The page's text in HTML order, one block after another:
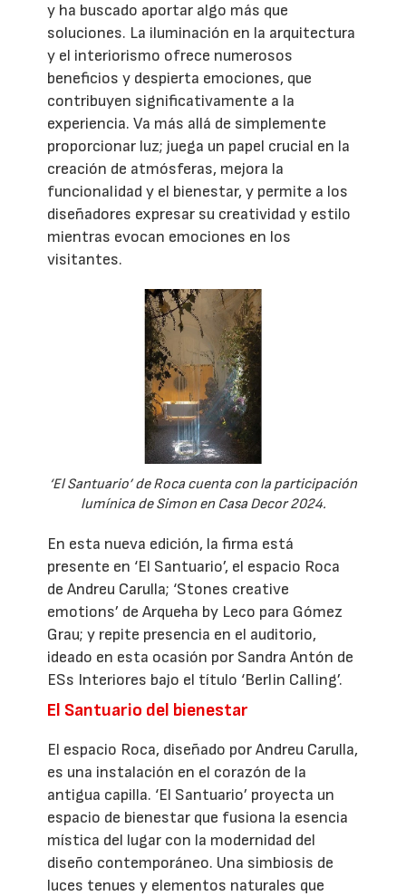
y ha buscado aportar algo más que
soluciones. La iluminación en la arquitectura
y el interiorismo ofrece numerosos
beneficios y despierta emociones, que
contribuyen significativamente a la
experiencia. Va más allá de simplemente
proporcionar luz; juega un papel crucial en la
creación de atmósferas, mejora la
funcionalidad y el bienestar, y permite a los
diseñadores expresar su creatividad y estilo
mientras evocan emociones en los
visitantes.
‘El Santuario’ de Roca cuenta con la participación
lumínica de Simon en Casa Decor 2024.
En esta nueva edición, la firma está
presente en ‘El Santuario’, el espacio Roca
de Andreu Carulla; ‘Stones creative
emotions’ de Arqueha by Leco para Gómez
Grau; y repite presencia en el auditorio,
ideado en esta ocasión por Sandra Antón de
ESs Interiores bajo el título ‘Berlin Calling’.
El Santuario del bienestar
El espacio Roca, diseñado por Andreu Carulla,
es una instalación en el corazón de la
antigua capilla. ‘El Santuario’ proyecta un
espacio de bienestar que fusiona la esencia
mística del lugar con la modernidad del
diseño contemporáneo. Una simbiosis de
luces tenues y elementos naturales que